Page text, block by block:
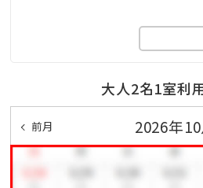
※遊泳期間…４月～１０月末迄
マリンスポーツやレジャーで
休めることのできる広々空間。
ここからも美しい海を眺めるこ
※ご利用時間…06：00～10：
※温泉ではございません
大人2名1室利
前月 2026年10